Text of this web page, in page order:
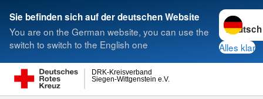
Sie befinden sich auf der deutschen Website
You are on the German website, you can use the
switch to switch to the English one
Sprache
Alles klar
Siegen-Wittgenstein e.V.
DRK-Kreisverband
Suche